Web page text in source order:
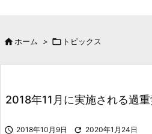
 ホーム >  トピックス
2018年11月に実施される過
 2018年10月9日  2020年1月24日